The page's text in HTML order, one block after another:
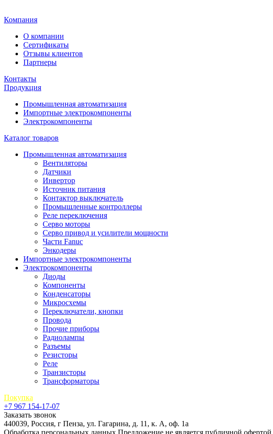
Компания
О компании
Сертификаты
Отзывы клиентов
Партнеры
Контакты
Продукция
Промышленная автоматизация
Импортные электрокомпоненты
Электрокомпоненты
Каталог товаров
Промышленная автоматизация
Вентиляторы
Датчики
Инвертор
Источник питания
Контактор выключатель
Промышленные контроллеры
Реле переключения
Серво моторы
Серво привод и усилители мощности
Части Fanuc
Энкодеры
Импортные электрокомпоненты
Электрокомпоненты
Диоды
Компоненты
Конденсаторы
Микросхемы
Переключатели, кнопки
Провода
Прочие приборы
Радиолампы
Разъемы
Резисторы
Реле
Транзисторы
Трансформаторы
Покупка
+7 967 154-17-07
Заказать звонок
440039, Россия, г Пенза, ул. Гагарина, д. 11, к. А, оф. 1а
Обработка персональных данных Предложение не является публичной офертой